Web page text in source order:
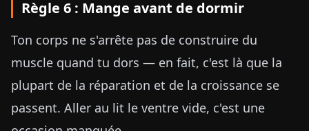
Règle 6 : Mange avant de dormir
Ton corps ne s'arrête pas de construire du
muscle quand tu dors — en fait, c'est là que la
plupart de la réparation et de la croissance se
passent. Aller au lit le ventre vide, c'est une